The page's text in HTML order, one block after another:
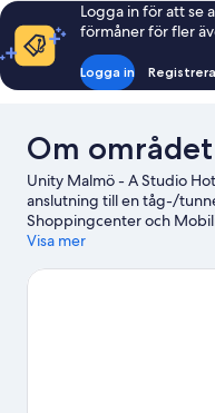
Logga in för att se
förmåner för fler
Logga in
Om området
Unity Malmö - A Studio
anslutning till en tåg-/
Shoppingcenter och
shopping på programmet,
Slottsparken. Har du tänkt
Visa mer